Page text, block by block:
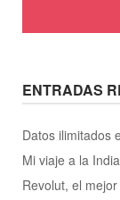
ENTRADAS
Datos ilimitados
Mi viaje a la
Revolut, el